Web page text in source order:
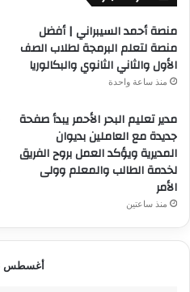
منصة أحمد السيبراني | أفضل
منصة لتعلم البرمجة لطلاب الصف
الأول والثاني الثانوي والبكالوريا
منذ ساعة واحدة
مدير تعليم البحر الأحمر يبدأ صفحة
جديدة مع العاملين بديوان
المديرية ويؤكد العمل بروح الفريق
لخدمة الطالب والمعلم وولى
الأمر
منذ ساعتين
أغسطس 2026